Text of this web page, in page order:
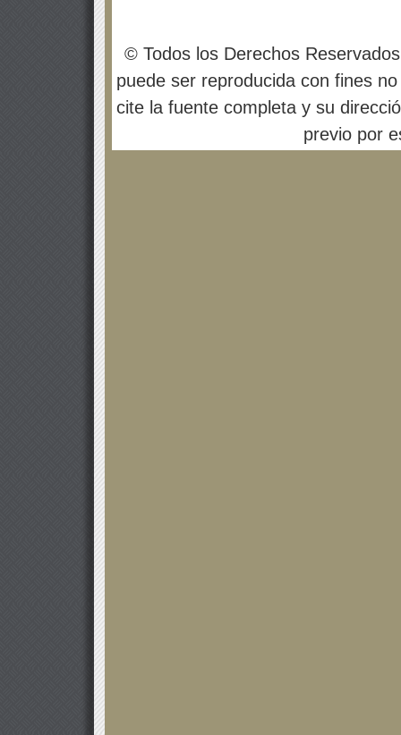
© Todos los Derechos
puede ser reproducida con fines
cite la fuente completa y su
previo por